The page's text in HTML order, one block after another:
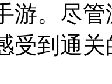
游。尽
受到通